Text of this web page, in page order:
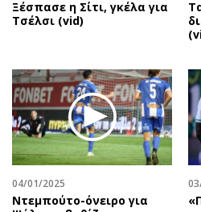
Ξέσπασε η Σίτι, γκέλα για
Τσέλσι (vid)
04/01/2025
Ντεμπούτο-όνειρο για